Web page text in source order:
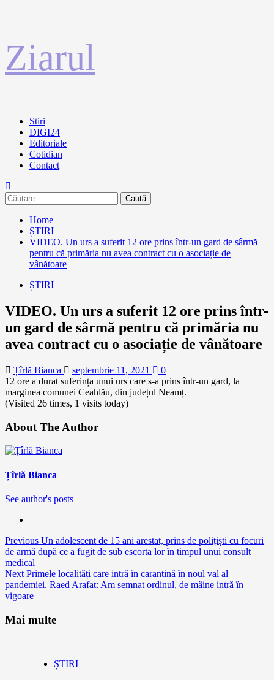
la
conținut
Ziarul
Primary
Menu
Stiri
DIGI24
Editoriale
Cotidian
Contact
Caută
după:
Home
ȘTIRI
VIDEO. Un urs a suferit 12 ore prins într-un gard de sârmă
pentru că primăria nu avea contract cu o asociație de
vânătoare
ȘTIRI
VIDEO. Un urs a suferit 12 ore prins într-
un gard de sârmă pentru că primăria nu
avea contract cu o asociație de vânătoare
Țîrlă Bianca septembrie 11, 2021
0
12 ore a durat suferința unui urs care s-a prins într-un gard, la
marginea comunei Ceahlău, din județul Neamț.
(Visited 26 times, 1 visits today)
About The Author
Țîrlă Bianca
See author's posts
Continue
Reading
Previous Un adolescent de 15 ani arestat, prins de polițiști cu focuri
de armă după ce a fugit de sub escorta lor în timpul unui consult
medical
Next Primele localități care intră în carantină în noul val al
pandemiei. Raed Arafat: Am semnat ordinul, de mâine intră în
vigoare
Mai multe
ȘTIRI